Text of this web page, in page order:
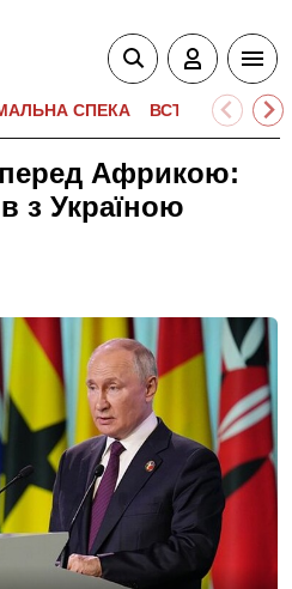
СПЕКА ВСТУПНА
перед Африкою:
з Україною